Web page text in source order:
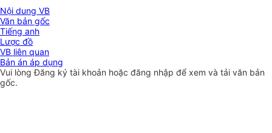
Nội dung VB
Văn bản gốc
Tiếng anh
Lược đồ
VB liên quan
Bản án áp dụng
Vui lòngĐăng ký tài khoản hoặc đăng nhập để xem và tải văn bản
gốc.